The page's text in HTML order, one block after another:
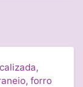
forro